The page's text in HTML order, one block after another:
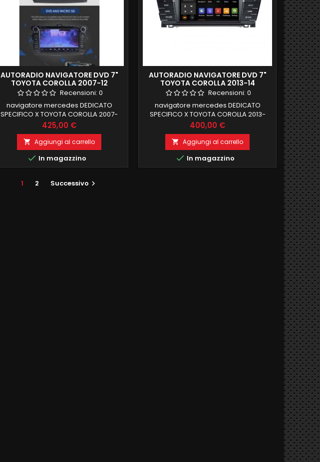
AUTORADIO NAVIGATORE DVD 7"
TOYOTA COROLLA 2007-12
ANDROID 9 4 GB RAM 32 GB ROM
OCTACORE
Recensioni:0
navigatore mercedes DEDICATO
SPECIFICO X TOYOTA COROLLA 2007-
12android 9 , il MIGLIORE MODELLO IN
COMMERCIO4 GB RAM 32 GB ROM
FUNZIONE MIRRORLINK WIFI
INTEGRATO BLUETOOTH INTEGRATO
ingresso camera e aux
Prezzo
425,00 €
 Aggiungi al carrello
 In magazzino
AUTORADIO NAVIGATORE DVD 7"
TOYOTA COROLLA 2013-14
ANDROID 9 2GB RAM 32 GB ROM
OCTACORE
Recensioni:0
navigatore mercedes DEDICATO
SPECIFICO X TOYOTA COROLLA 2013-
14android 9 , il MIGLIORE MODELLO IN
COMMERCIO2 GB RAM 32 GB ROM
FUNZIONE MIRRORLINK WIFI
INTEGRATO BLUETOOTH INTEGRATO
ingresso camera e aux
Prezzo
400,00 €
 Aggiungi al carrello
 In magazzino
1 2 Successivo 